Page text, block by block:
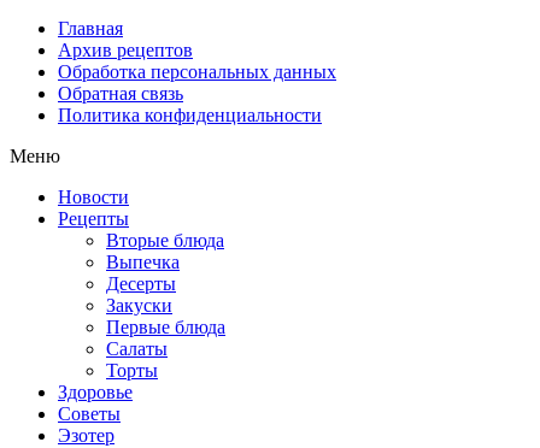
Главная
Архив рецептов
Обработка персональных данных
Обратная связь
Политика конфиденциальности
Меню
Новости
Рецепты
Вторые блюда
Выпечка
Десерты
Закуски
Первые блюда
Салаты
Торты
Здоровье
Советы
Эзотер